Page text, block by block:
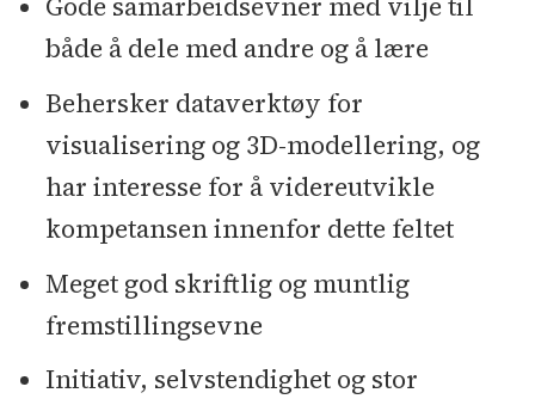
Gode samarbeidsevner med vilje til
både å dele med andre og å lære
Behersker dataverktøy for
visualisering og 3D-modellering, og
har interesse for å videreutvikle
kompetansen innenfor dette feltet
Meget god skriftlig og muntlig
fremstillingsevne
Initiativ, selvstendighet og stor